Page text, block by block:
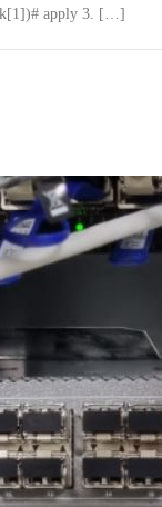
apply 3. […]